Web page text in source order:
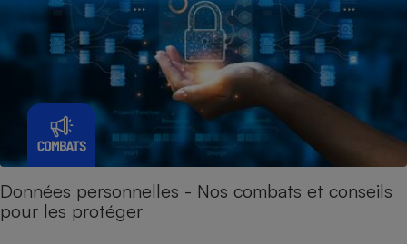
Données personnelles - Nos combats et conseils
pour les protéger